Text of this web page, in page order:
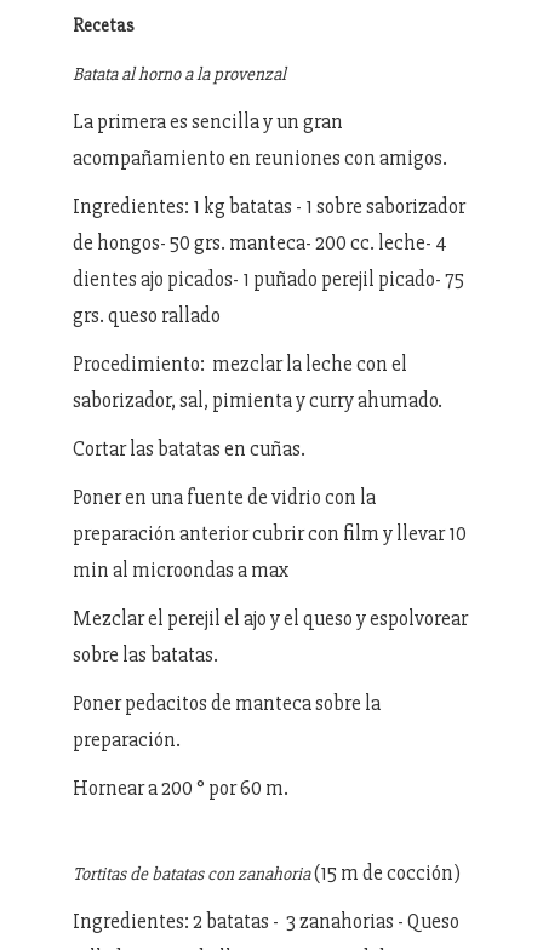
Recetas
Batata al horno a la provenzal
La primera es sencilla y un gran
acompañamiento en reuniones con amigos.
Ingredientes: 1 kg batatas - 1 sobre saborizador
de hongos- 50 grs. manteca- 200 cc. leche- 4
dientes ajo picados- 1 puñado perejil picado- 75
grs. queso rallado
Procedimiento: mezclar la leche con el
saborizador, sal, pimienta y curry ahumado.
Cortar las batatas en cuñas.
Poner en una fuente de vidrio con la
preparación anterior cubrir con film y llevar 10
min al microondas a max
Mezclar el perejil el ajo y el queso y espolvorear
sobre las batatas.
Poner pedacitos de manteca sobre la
preparación.
Hornear a 200 ° por 60 m.
Tortitas de batatas con zanahoria(15 m de cocción)
Ingredientes: 2 batatas - 3 zanahorias - Queso